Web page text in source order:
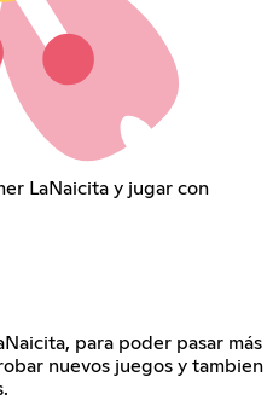
LaNaicita y jugar con
para poder pasar más
nuevos juegos y tambien